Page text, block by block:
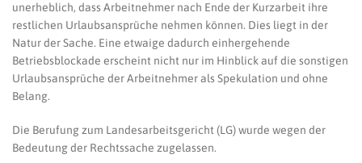
unerheblich, dass Arbeitnehmer nach Ende der Kurzarbeit ihre
restlichen Urlaubsansprüche nehmen können. Dies liegt in der
Natur der Sache. Eine etwaige dadurch einhergehende
Betriebsblockade erscheint nicht nur im Hinblick auf die sonstigen
Urlaubsansprüche der Arbeitnehmer als Spekulation und ohne
Belang.
Die Berufung zum Landesarbeitsgericht (LG) wurde wegen der
Bedeutung der Rechtssache zugelassen.